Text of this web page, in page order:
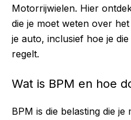
Motorrijwielen. Hier
die je moet weten over
je auto, inclusief hoe je
regelt.
Wat is BPM en hoe
BPM is die belasting die